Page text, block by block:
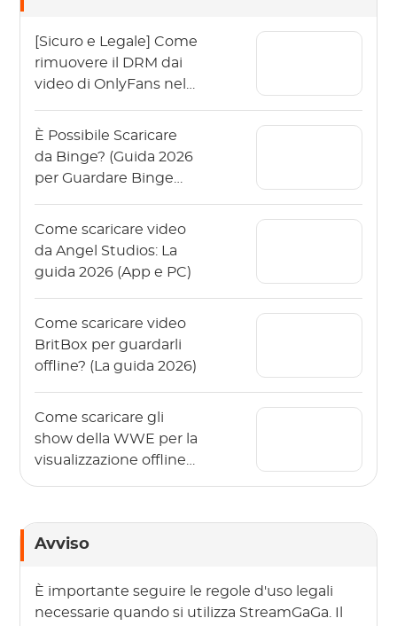
[Sicuro e Legale] Come
rimuovere il DRM dai
video di OnlyFans nel
È Possibile Scaricare
da Binge? (Guida 2026
per Guardare Binge
Come scaricare video
da Angel Studios: La
guida 2026 (App e PC)
Come scaricare video
BritBox per guardarli
offline? (La guida 2026)
Come scaricare gli
show della WWE per la
visualizzazione offline
Avviso
È importante seguire le regole d'uso legali
necessarie quando si utilizza StreamGaGa. Il